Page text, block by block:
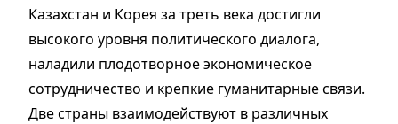
Казахстан и Корея за треть века достигли
высокого уровня политического диалога,
наладили плодотворное экономическое
сотрудничество и крепкие гуманитарные связи.
Две страны взаимодействуют в различных